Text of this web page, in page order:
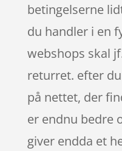
betingelserne
du handler i en
webshops skal
returret. efter
på nettet, der
er endnu bedre
giver endda et